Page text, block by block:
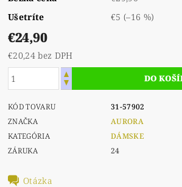
Ušetríte
€5(–16 %)
€24,90
€20,24 bez DPH
KÓD TOVARU
31-57902
ZNAČKA
AURORA
KATEGÓRIA
DÁMSKE
ZÁRUKA
24
Otázka